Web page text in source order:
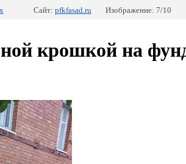
Сайт: pfkfasad.ru Изображение: 7/10
крошкой на